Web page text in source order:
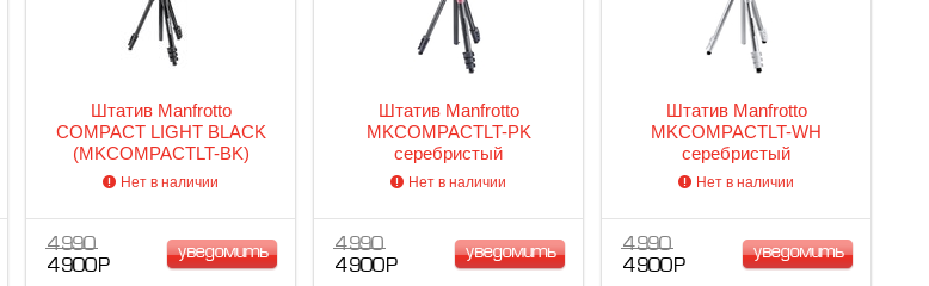
Штатив Manfrotto
COMPACT LIGHT BLACK
(MKCOMPACTLT-BK)
черный
Нет в наличии
4 990
4 900 Р
уведомить
Штатив Manfrotto
MKCOMPACTLT-PK
серебристый
Нет в наличии
4 990
4 900 Р
уведомить
Штатив Manfrotto
MKCOMPACTLT-WH
серебристый
Нет в наличии
4 990
4 900 Р
уведомить